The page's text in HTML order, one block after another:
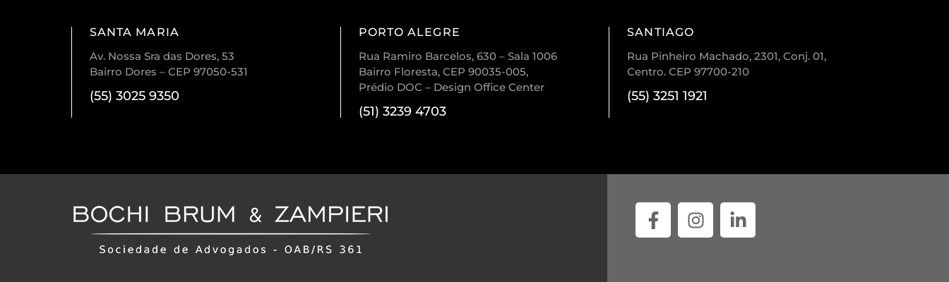
SANTA MARIA
Av. Nossa Sra das Dores, 53
Bairro Dores – CEP 97050-531
(55) 3025 9350
PORTO ALEGRE
Rua Ramiro Barcelos, 630 – Sala 1006
Bairro Floresta, CEP 90035-005,
Prédio DOC – Design Office Center
(51) 3239 4703
SANTIAGO
Rua Pinheiro Machado, 2301, Conj. 01,
Centro. CEP 97700-210
(55) 3251 1921